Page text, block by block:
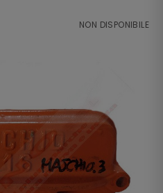
NON DISPONIBILE